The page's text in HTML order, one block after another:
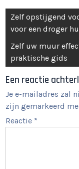
Zelf opstijgend
voor een droger
Zelf uw muur
praktische gids
Een reactie
Je e-mailadres zal
zijn gemarkeerd
Reactie *